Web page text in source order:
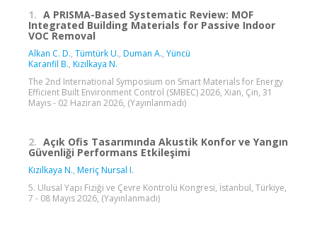
1. A PRISMA-Based Systematic Review: MOF
Integrated Building Materials for Passive Indoor
VOC Removal
Alkan C. D., Tümtürk U., Duman A., Yüncü
Karanfil B., Kızılkaya N.
The 2nd International Symposium on Smart Materials for Energy
Efficient Built Environment Control (SMBEC) 2026, Xian, Çin, 31
Mayıs - 02 Haziran 2026, (Yayınlanmadı)
2. Açık Ofis Tasarımında Akustik Konfor ve Yangın
Güvenliği Performans Etkileşimi
Kızılkaya N., Meriç Nursal I.
5. Ulusal Yapı Fiziği ve Çevre Kontrolü Kongresi, İstanbul, Türkiye,
7 - 08 Mayıs 2026, (Yayınlanmadı)